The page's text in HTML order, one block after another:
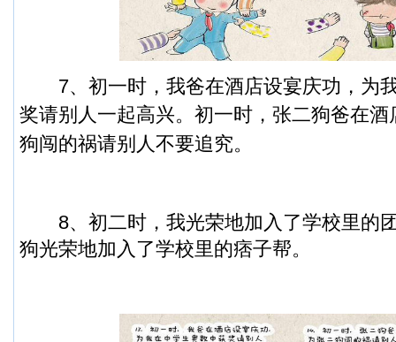
7、初一时，我爸在酒店设宴庆功，为
奖请别人一起高兴。 初一时，张二狗爸在
狗闯的祸请别人不要追究。
8、初二时，我光荣地加入了学校里的
狗光荣地加入了学校里的痞子帮。